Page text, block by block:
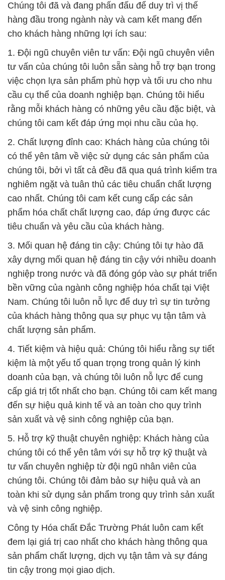
Chúng tôi đã và đang phấn đấu để duy trì vị thế
hàng đầu trong ngành này và cam kết mang đến
cho khách hàng những lợi ích sau:
1. Đội ngũ chuyên viên tư vấn: Đội ngũ chuyên viên
tư vấn của chúng tôi luôn sẵn sàng hỗ trợ bạn trong
việc chọn lựa sản phẩm phù hợp và tối ưu cho nhu
cầu cụ thể của doanh nghiệp bạn. Chúng tôi hiểu
rằng mỗi khách hàng có những yêu cầu đặc biệt, và
chúng tôi cam kết đáp ứng mọi nhu cầu của họ.
2. Chất lượng đỉnh cao: Khách hàng của chúng tôi
có thể yên tâm về việc sử dụng các sản phẩm của
chúng tôi, bởi vì tất cả đều đã qua quá trình kiểm tra
nghiêm ngặt và tuân thủ các tiêu chuẩn chất lượng
cao nhất. Chúng tôi cam kết cung cấp các sản
phẩm hóa chất chất lượng cao, đáp ứng được các
tiêu chuẩn và yêu cầu của khách hàng.
3. Mối quan hệ đáng tin cậy: Chúng tôi tự hào đã
xây dựng mối quan hệ đáng tin cậy với nhiều doanh
nghiệp trong nước và đã đóng góp vào sự phát triển
bền vững của ngành công nghiệp hóa chất tại Việt
Nam. Chúng tôi luôn nỗ lực để duy trì sự tin tưởng
của khách hàng thông qua sự phục vụ tận tâm và
chất lượng sản phẩm.
4. Tiết kiệm và hiệu quả: Chúng tôi hiểu rằng sự tiết
kiệm là một yếu tố quan trọng trong quản lý kinh
doanh của bạn, và chúng tôi luôn nỗ lực để cung
cấp giá trị tốt nhất cho bạn. Chúng tôi cam kết mang
đến sự hiệu quả kinh tế và an toàn cho quy trình
sản xuất và vệ sinh công nghiệp của bạn.
5. Hỗ trợ kỹ thuật chuyên nghiệp: Khách hàng của
chúng tôi có thể yên tâm với sự hỗ trợ kỹ thuật và
tư vấn chuyên nghiệp từ đội ngũ nhân viên của
chúng tôi. Chúng tôi đảm bảo sự hiệu quả và an
toàn khi sử dụng sản phẩm trong quy trình sản xuất
và vệ sinh công nghiệp.
Công ty Hóa chất Đắc Trường Phát luôn cam kết
đem lại giá trị cao nhất cho khách hàng thông qua
sản phẩm chất lượng, dịch vụ tận tâm và sự đáng
tin cậy trong mọi giao dịch.